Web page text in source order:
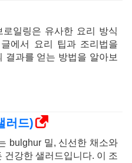
로일링은 유사한 요리 방식
에서 요리 팁과 조리법을
결과를 얻는 방법을 알아보
러드)
bulghur 밀, 신선한 채소와
건강한 샐러드입니다. 이 조